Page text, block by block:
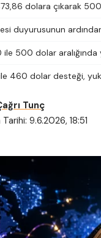
dolara çıkarak
duyurusunun
500 dolar aralığında
460 dolar desteği,
Tarihi: 9.6.2026, 18:51
Tunç